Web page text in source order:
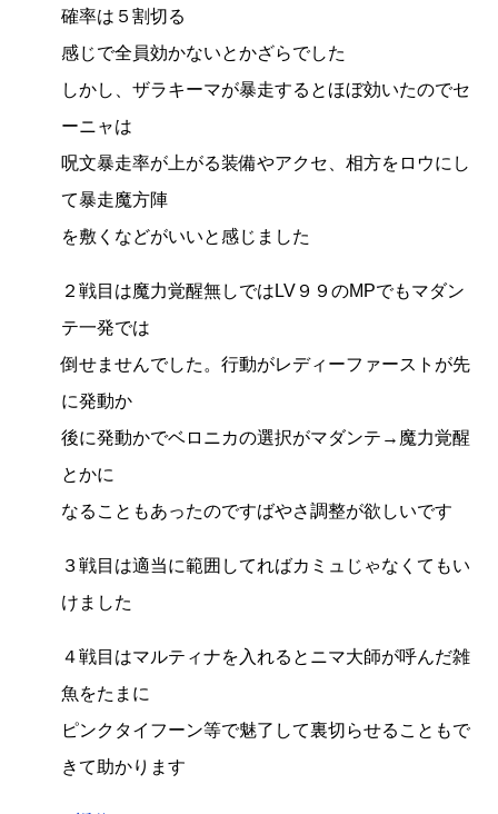
確率は５割切る
感じで全員効かないとかざらでした
しかし、ザラキーマが暴走するとほぼ効いたのでセ
ーニャは
呪文暴走率が上がる装備やアクセ、相方をロウにし
て暴走魔方陣
を敷くなどがいいと感じました
２戦目は魔力覚醒無しではLV９９のMPでもマダン
テ一発では
倒せませんでした。行動がレディーファーストが先
に発動か
後に発動かでベロニカの選択がマダンテ→魔力覚醒
とかに
なることもあったのですばやさ調整が欲しいです
３戦目は適当に範囲してればカミュじゃなくてもい
けました
４戦目はマルティナを入れるとニマ大師が呼んだ雑
魚をたまに
ピンクタイフーン等で魅了して裏切らせることもで
きて助かります